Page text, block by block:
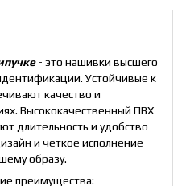
- это нашивки высшего
Устойчивые к
качество и
Высококачественный ПВХ
длительность и удобство
и четкое исполнение
образу.
преимущества: